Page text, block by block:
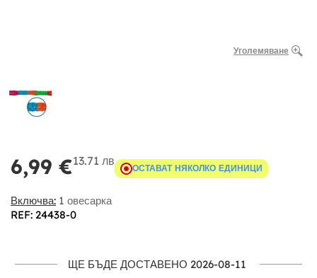
Уголемяване
6,99 €13.71 лв
ОСТАВАТ НЯКОЛКО ЕДИНИЦИ
Включва: 1 овесарка
REF: 24438-0
ЩЕ БЪДЕ ДОСТАВЕНО 2026-08-11